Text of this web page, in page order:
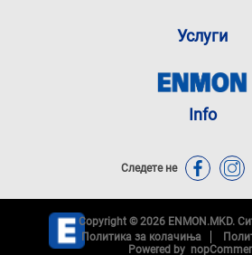
Услуги
Info
Следете не
Copyright © 2026 ENMON.MKD.
Политика за колачиња
Powered by